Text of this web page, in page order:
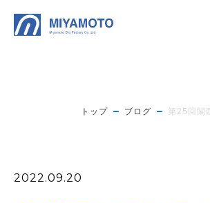
トップ ブログ 第25回関
2022.09.20